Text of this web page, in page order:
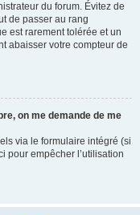
du forum. Évitez de
de passer au rang
est rarement tolérée et un
abaisser votre compteur de
on me demande de me
via le formulaire intégré (si
pour empêcher l’utilisation